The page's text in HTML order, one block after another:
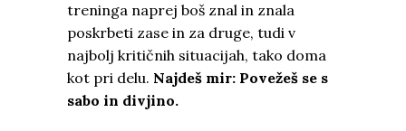
treninga naprej boš znal in znala
poskrbeti zase in za druge, tudi v
najbolj kritičnih situacijah, tako doma
kot pri delu. Najdeš mir: Povežeš se s
sabo in divjino.